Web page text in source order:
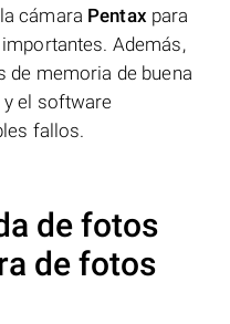
cámara Pentax para
Además,
de memoria de buena
el software
fallos.
de fotos
de fotos